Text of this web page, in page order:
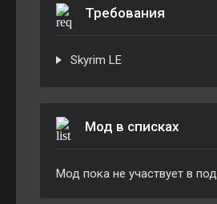
Требования
Skyrim LE
Мод в списках
Мод пока не участвует в